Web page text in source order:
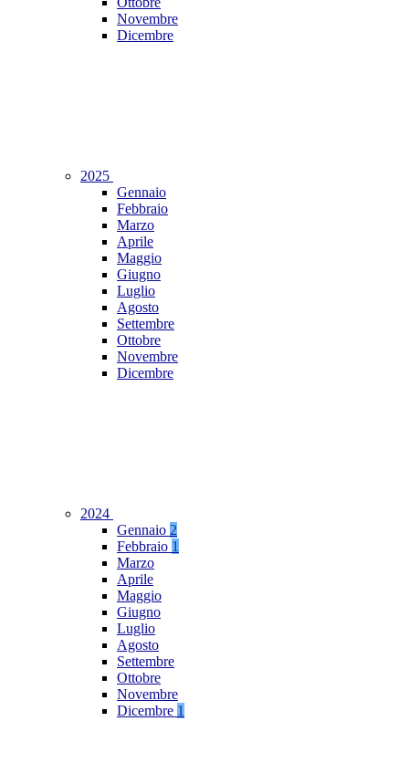
Novembre
Dicembre
2025
Gennaio
Febbraio
Marzo
Aprile
Maggio
Giugno
Luglio
Agosto
Settembre
Ottobre
Novembre
Dicembre
2024
Gennaio 2
Febbraio 1
Marzo
Aprile
Maggio
Giugno
Luglio
Agosto
Settembre
Ottobre
Novembre
Dicembre 1